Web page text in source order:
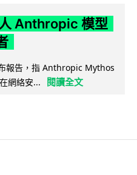
Anthropic 模型
報告，指 Anthropic Mythos
網絡安...
閱讀全文